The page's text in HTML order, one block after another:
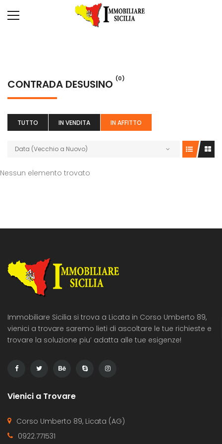
CONTRADA DESUSINO (0)
TUTTO IN VENDITA IN AFFITTO
Data (Vecchio a Nuovo)
Nessun elemento trovato
Immobiliare Sicilia si trova a Licata in Corso Umberto 89,
vienici a trovare saremo lieti di ascoltare le tue richieste e
trovare la soluzione piu’ adatta alle tue esigenze!
Vienici a Trovare
Corso Umberto 89, Licata (AG)
0922.771531